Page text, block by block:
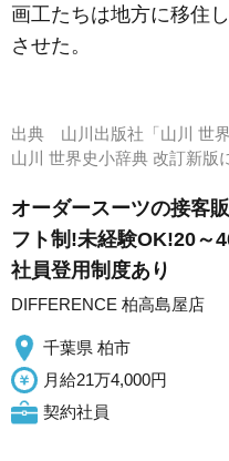
画工たちは地方に移住し
させた。
出典 山川出版社「山川 世
山川 世界史小辞典 改訂新
オーダースーツの接客
フト制!未経験OK!20～
社員登用制度あり
DIFFERENCE 柏高島屋店
千葉県 柏市
月給21万4,000円
契約社員